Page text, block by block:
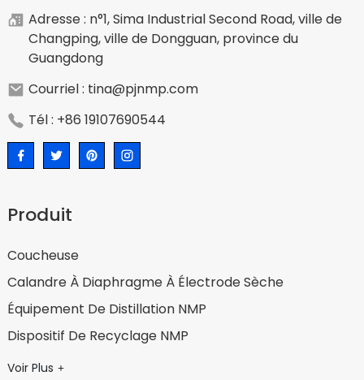
Adresse : n°1, Sima Industrial Second Road, ville de
Changping, ville de Dongguan, province du
Guangdong
Courriel : tina@pjnmp.com
Tél : +86 19107690544
Produit
Coucheuse
Calandre À Diaphragme À Électrode Sèche
Équipement De Distillation NMP
Dispositif De Recyclage NMP
Voir Plus